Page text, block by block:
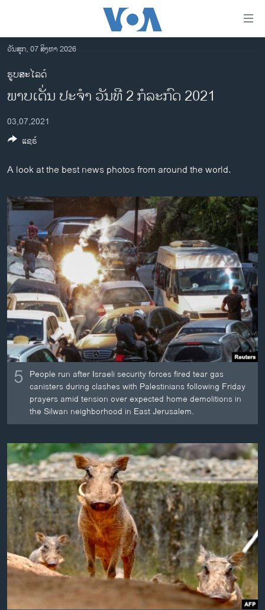
ເຂົ້າ
ຫາ
ຂ້າມ
ຂ້າມ
ໄປ
ຫາ
ຄົ້ນ
ລາວ
ອາເມຣິກາ
ການເລືອກຕັ້ງ ປະທານາທີບໍດີ ສະຫະລັດ 2024
ຂ່າວ​ຈີນ
ໂລກ
ອິດສະຫຼະພາບດ້ານການຂ່າວ
ຊີວິດຊາວລາວ
ຊຸມຊົນຊາວລາວ
ວິທະຍາສາດ-ເທັກໂນໂລຈີ
ທຸລະກິດ
ພາສາອັງກິດ
ວີດີໂອ
ສຽງ
ລາຍການກະຈາຍສຽງ
ລາຍງານ
ຕິດຕາມພວກເຮົາ ທີ່
ພາສາຕ່າງໆ
ວັນສຸກ, 07 ສິງຫາ 2026
ຮູບສະໄລດ໌
ພາບເດັ່ນ ປະຈຳ ວັນທີ 2 ກໍລະກົດ 2021
03,07,2021
A look at the best news photos from around the world.
5 People run after Israeli security forces fired tear gas
canisters during clashes with Palestinians following Friday
prayers amid tension over expected home demolitions in
the Silwan neighborhood in East Jerusalem.
ແຊຣ໌